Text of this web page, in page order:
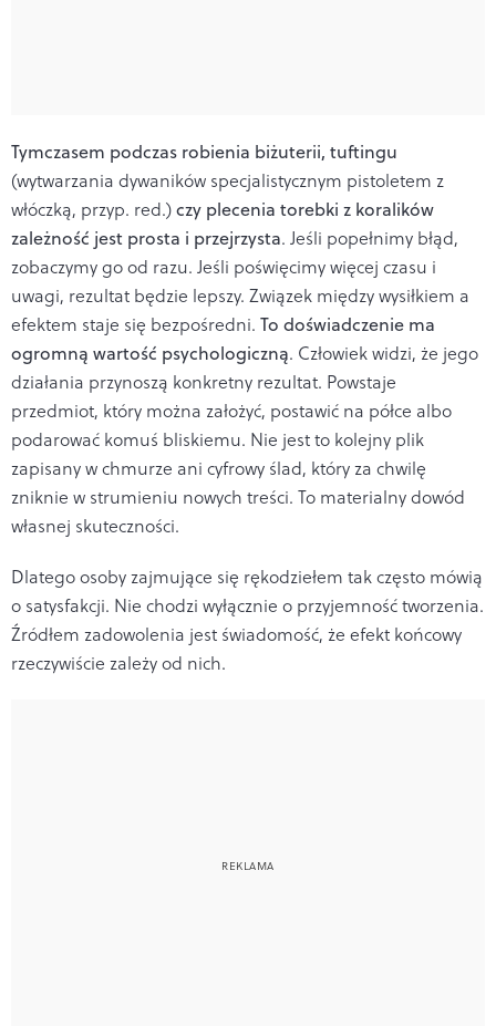
Tymczasem podczas robienia biżuterii, tuftingu
(wytwarzania dywaników specjalistycznym pistoletem z
włóczką, przyp. red.)czy plecenia torebki z koralików
zależność jest prosta i przejrzysta. Jeśli popełnimy błąd,
zobaczymy go od razu. Jeśli poświęcimy więcej czasu i
uwagi, rezultat będzie lepszy. Związek między wysiłkiem a
efektem staje się bezpośredni. To doświadczenie ma
ogromną wartość psychologiczną. Człowiek widzi, że jego
działania przynoszą konkretny rezultat. Powstaje
przedmiot, który można założyć, postawić na półce albo
podarować komuś bliskiemu. Nie jest to kolejny plik
zapisany w chmurze ani cyfrowy ślad, który za chwilę
zniknie w strumieniu nowych treści. To materialny dowód
własnej skuteczności.
Dlatego osoby zajmujące się rękodziełem tak często mówią
o satysfakcji. Nie chodzi wyłącznie o przyjemność tworzenia.
Źródłem zadowolenia jest świadomość, że efekt końcowy
rzeczywiście zależy od nich.